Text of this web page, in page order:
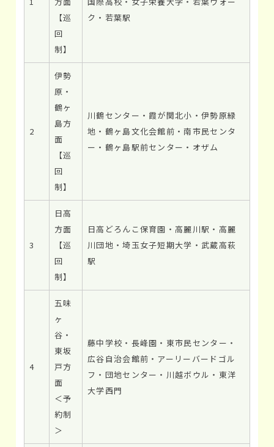
【巡
回
制】
ク・若葉駅
2
伊勢
原・
鶴ヶ
島方
面
【巡
回
制】
川鶴センター・霞が関北小・伊勢原緑
地・鶴ヶ島文化会館前・南市民センタ
ー・鶴ヶ島駅前センター・オザム
3
日高
方面
【巡
回
制】
日高どろんこ保育園・高麗川駅・高麗
川団地・埼玉女子短期大学・武蔵高萩
駅
4
五味
ヶ
谷・
東坂
戸方
面
＜予
約制
＞
藤中学校・長峰園・東市民センター・
広谷自治会館前・アーリーバードゴル
フ・団地センター・川越ボウル・東洋
大学西門